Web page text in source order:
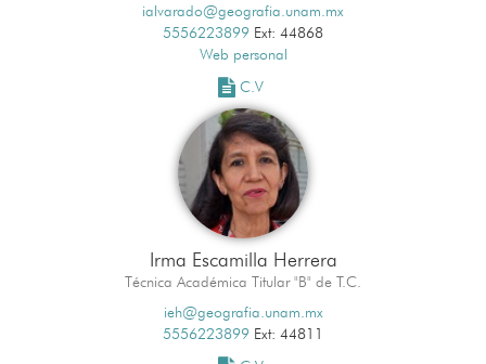
ialvarado@geografia.unam.mx
5556223899 Ext: 44868
Web personal
C.V
Irma Escamilla Herrera
Técnica Académica Titular "B" de T.C.
ieh@geografia.unam.mx
5556223899 Ext: 44811